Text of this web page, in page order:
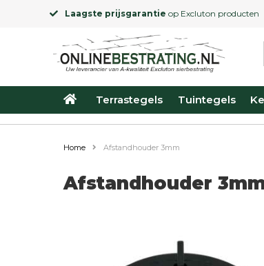
Laagste prijsgarantie op Excluton producten
Terrastegels Tuintegels
Home Afstandhouder 3mm
Afstandhouder